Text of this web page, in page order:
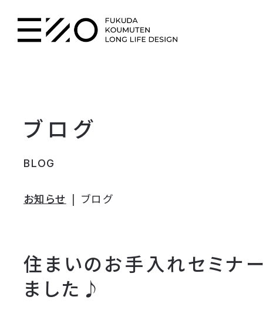
ブログ
BLOG
お知らせ ブログ
住まいのお手入れセミナ
ました♪